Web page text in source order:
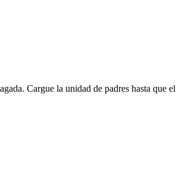
Cargue la unidad de padres hasta que el